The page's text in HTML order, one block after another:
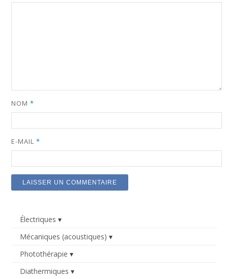
Électriques
Mécaniques (acoustiques)
Photothérapie
Diathermiques
NOM*
E-MAIL*